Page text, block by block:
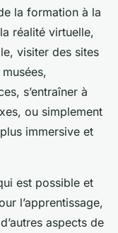
la formation à la
réalité virtuelle,
visiter des sites
s’entraîner à
ou simplement
immersive et
est possible et
l’apprentissage,
aspects de